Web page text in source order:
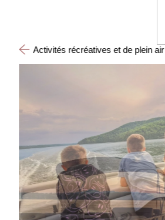
Activités récréatives et de plein air